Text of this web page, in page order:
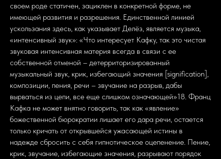
своем роде статичен, зациклен в конкретной форме, не
имеющей развития и разрешения. Единственной линией
ускользания здесь, как указывает Делёз, является музыка,
«интенсивный звук»: «Что интересует Кафку, так это чистая
звуковая интенсивная материя всегда в связи с ее
собственной отменой – детерриторизированный
музыкальный звук, крик, избегающий значения [signification],
композиции, пения, речи – звучание на разрыв, дабы
вырваться из цепи, все еще слишком означающей»18. Франц
Кафка не может внятно говорить, так как «явление»
божественной бюрократии лишает его дара речи, остается
только кричать от открывшейся ужасающей истины в
надежде сбросить с себя гипнотическое оцепенение. Пение,
крик, звучание, избегающие значения, разрывают порядок